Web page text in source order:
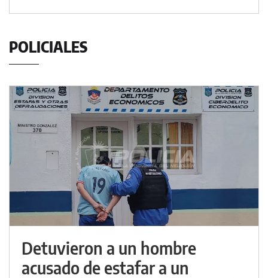
POLICIALES
Detuvieron a un hombre
acusado de estafar a un